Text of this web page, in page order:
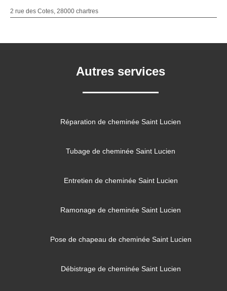
2 rue des Cotes, 28000 chartres
Autres services
Réparation de cheminée Saint Lucien
Tubage de cheminée Saint Lucien
Entretien de cheminée Saint Lucien
Ramonage de cheminée Saint Lucien
Pose de chapeau de cheminée Saint Lucien
Débistrage de cheminée Saint Lucien